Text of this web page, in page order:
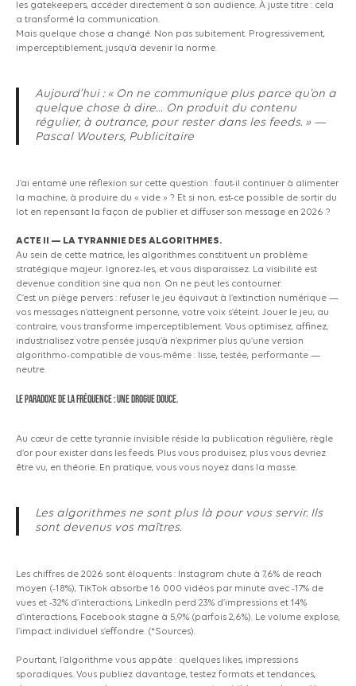
les gatekeepers, accéder directement à son audience. À juste titre : cela
a transformé la communication.
Mais quelque chose a changé. Non pas subitement. Progressivement,
imperceptiblement, jusqu’à devenir la norme.
Aujourd’hui : « On ne communique plus parce qu’on a
quelque chose à dire… On produit du contenu
régulier, à outrance, pour rester dans les feeds. » —
Pascal Wouters, Publicitaire
J’ai entamé une réflexion sur cette question : faut-il continuer à alimenter
la machine, à produire du « vide » ? Et si non, est-ce possible de sortir du
lot en repensant la façon de publier et diffuser son message en 2026 ?
ACTE II — LA TYRANNIE DES ALGORITHMES.
Au sein de cette matrice, les algorithmes constituent un problème
stratégique majeur. Ignorez-les, et vous disparaissez. La visibilité est
devenue condition sine qua non. On ne peut les contourner.
C’est un piège pervers : refuser le jeu équivaut à l’extinction numérique —
vos messages n’atteignent personne, votre voix s’éteint. Jouer le jeu, au
contraire, vous transforme imperceptiblement. Vous optimisez, affinez,
industrialisez votre pensée jusqu’à n’exprimer plus qu’une version
algorithmo-compatible de vous-même : lisse, testée, performante —
neutre.
Le paradoxe de la fréquence : une drogue douce.
Au cœur de cette tyrannie invisible réside la publication régulière, règle
d’or pour exister dans les feeds. Plus vous produisez, plus vous devriez
être vu, en théorie. En pratique, vous vous noyez dans la masse.
Les algorithmes ne sont plus là pour vous servir. Ils
sont devenus vos maîtres.
Les chiffres de 2026 sont éloquents : Instagram chute à 7,6% de reach
moyen (-18%), TikTok absorbe 16 000 vidéos par minute avec -17% de
vues et -32% d’interactions, LinkedIn perd 23% d’impressions et 14%
d’interactions, Facebook stagne à 5,9% (parfois 2,6%). Le volume explose,
l’impact individuel s’effondre. (*Sources).
Pourtant, l’algorithme vous appâte : quelques likes, impressions
sporadiques. Vous publiez davantage, testez formats et tendances,